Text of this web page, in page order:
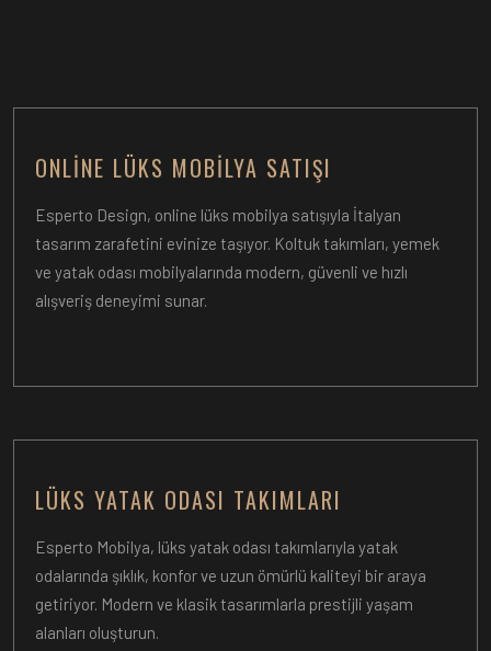
ONLINE LÜKS MOBILYA SATIŞI
Esperto Design, online lüks mobilya satışıyla İtalyan
tasarım zarafetini evinize taşıyor. Koltuk takımları, yemek
ve yatak odası mobilyalarında modern, güvenli ve hızlı
alışveriş deneyimi sunar.
LÜKS YATAK ODASI TAKIMLARI
Esperto Mobilya, lüks yatak odası takımlarıyla yatak
odalarında şıklık, konfor ve uzun ömürlü kaliteyi bir araya
getiriyor. Modern ve klasik tasarımlarla prestijli yaşam
alanları oluşturun.